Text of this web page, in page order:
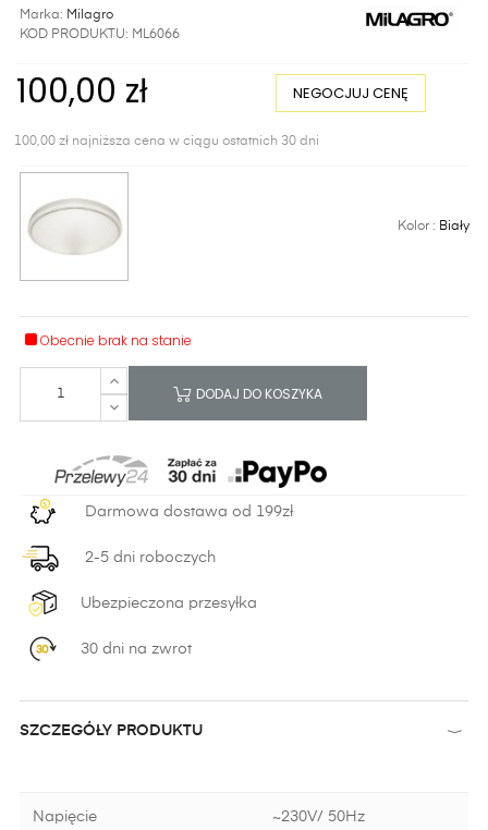
Marka: Milagro
KOD PRODUKTU: ML6066
100,00 zł NEGOCJUJ CENĘ
100,00 zł najniższa cena w ciągu ostatnich 30 dni
Kolor : Biały
Obecnie brak na stanie
DODAJ DO KOSZYKA
Darmowa dostawa od 199zł
2-5 dni roboczych
Ubezpieczona przesyłka
30 dni na zwrot
SZCZEGÓŁY PRODUKTU
Napięcie ~230V/ 50Hz